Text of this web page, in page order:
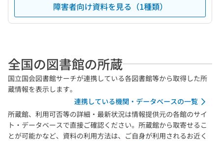
障害者向け資料を見る（1種類）
全国の図書館の所蔵
国立国会図書館サーチが連携している各図書館等から取得した所
蔵情報を表示します。
連携している機関・データベースの一覧
所蔵館、利用可否等の詳細・最新状況は情報提供元の各館のサイ
ト・データベースで直接ご確認ください。所蔵館から取寄せるこ
とが可能かなど、資料の利用方法は、ご自身が利用されるお近く